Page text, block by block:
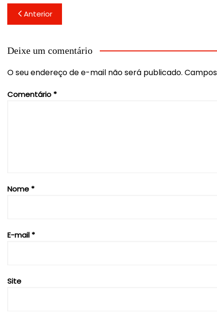
Navegação
de
Post
Anterior
Deixe um comentário
O seu endereço de e-mail não será publicado.
Comentário *
Nome *
E-mail *
Site